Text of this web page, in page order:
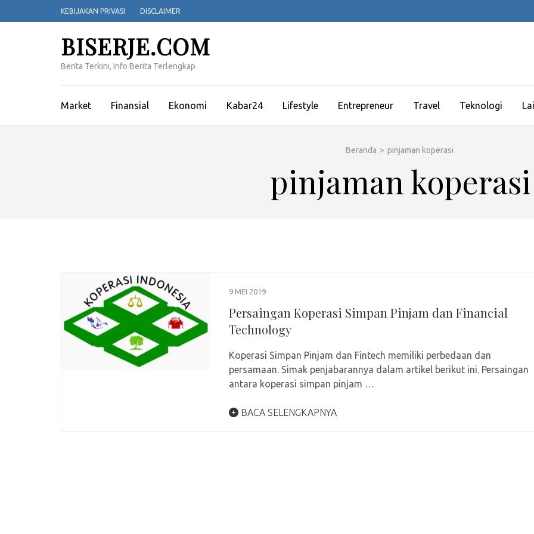
ke
KEBIJAKAN PRIVASI DISCLAIMER
BISERJE.COM
Berita Terkini, Info Berita Terlengkap
Market Finansial Ekonomi Kabar24 Lifestyle Entrepreneur Travel Teknologi
Beranda > pinjaman koperasi
pinjaman koperasi
9 MEI 2019
Persaingan Koperasi Simpan Pinjam dan Financial
Technology
Koperasi Simpan Pinjam dan Fintech memiliki perbedaan dan
persamaan. Simak penjabarannya dalam artikel berikut ini. Persaingan
antara koperasi simpan pinjam …
BACA SELENGKAPNYA